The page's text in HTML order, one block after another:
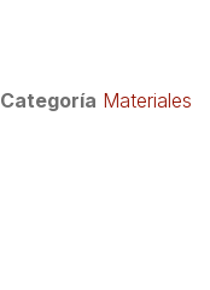
Categoría Materiales